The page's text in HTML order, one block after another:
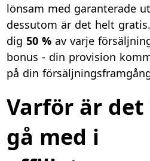
lönsam med garanterade
dessutom är det helt
dig50 % av varje
bonus - din provision
på din
Varför är
gå med i